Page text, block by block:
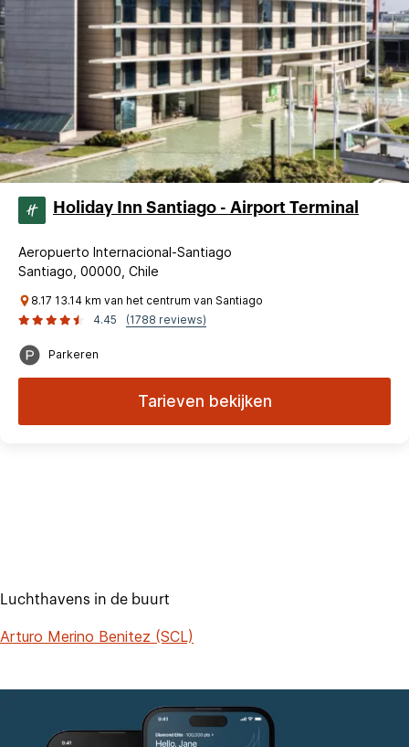
Holiday Inn Santiago - Airport Terminal
Aeropuerto Internacional-Santiago
Santiago, 00000, Chile
8.17 13.14 km van het centrum van Santiago
4.45
(1788 reviews)
Parkeren
Tarieven bekijken
Luchthavens in de buurt
Arturo Merino Benitez (SCL)